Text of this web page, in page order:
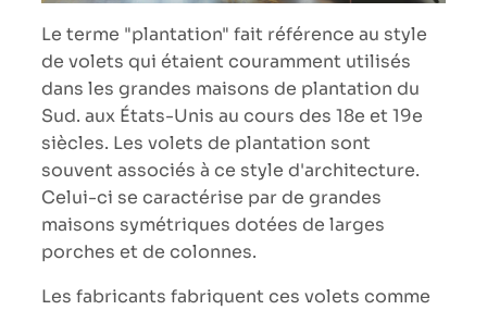
Le terme "plantation" fait référence au style
de volets qui étaient couramment utilisés
dans les grandes maisons de plantation du
Sud. aux États-Unis au cours des 18e et 19e
siècles. Les volets de plantation sont
souvent associés à ce style d'architecture.
Celui-ci se caractérise par de grandes
maisons symétriques dotées de larges
porches et de colonnes.
Les fabricants fabriquent ces volets comme